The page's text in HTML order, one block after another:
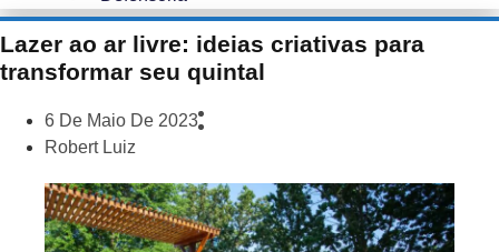
Lazer ao ar livre: ideias criativas para
transformar seu quintal
6 De Maio De 2023
Robert Luiz